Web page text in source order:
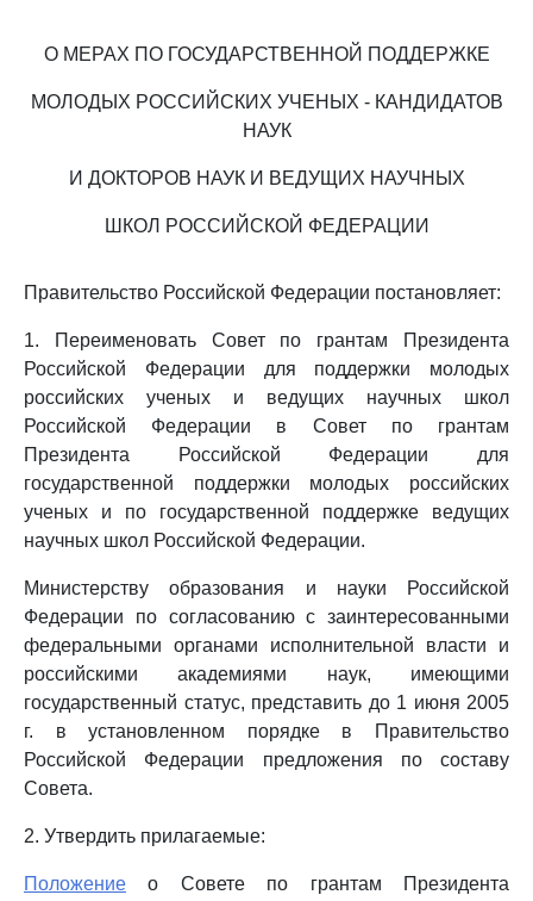
О МЕРАХ ПО ГОСУДАРСТВЕННОЙ ПОДДЕРЖКЕ
МОЛОДЫХ РОССИЙСКИХ УЧЕНЫХ - КАНДИДАТОВ
НАУК
И ДОКТОРОВ НАУК И ВЕДУЩИХ НАУЧНЫХ
ШКОЛ РОССИЙСКОЙ ФЕДЕРАЦИИ
Правительство Российской Федерации постановляет:
1. Переименовать Совет по грантам Президента
Российской Федерации для поддержки молодых
российских ученых и ведущих научных школ
Российской Федерации в Совет по грантам
Президента Российской Федерации для
государственной поддержки молодых российских
ученых и по государственной поддержке ведущих
научных школ Российской Федерации.
Министерству образования и науки Российской
Федерации по согласованию с заинтересованными
федеральными органами исполнительной власти и
российскими академиями наук, имеющими
государственный статус, представить до 1 июня 2005
г. в установленном порядке в Правительство
Российской Федерации предложения по составу
Совета.
2. Утвердить прилагаемые:
Положение о Совете по грантам Президента